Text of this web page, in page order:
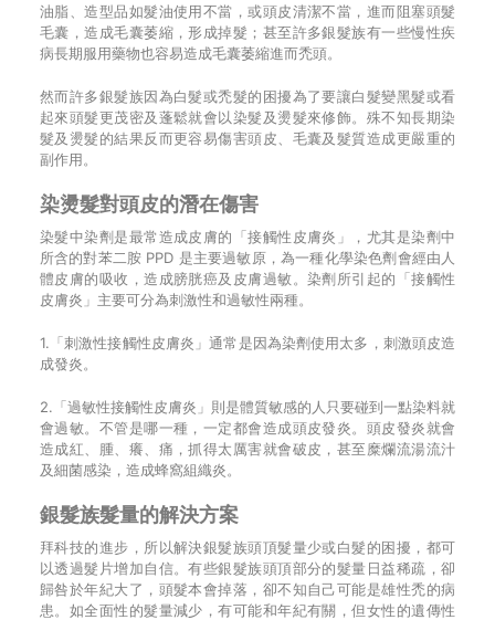
油脂、造型品如髮油使用不當，或頭皮清潔不當，進而阻塞頭髮
毛囊，造成毛囊萎縮，形成掉髮；甚至許多銀髮族有一些慢性疾
病長期服用藥物也容易造成毛囊萎縮進而禿頭。
然而許多銀髮族因為白髮或禿髮的困擾為了要讓白髮變黑髮或看
起來頭髮更茂密及蓬鬆就會以染髮及燙髮來修飾。殊不知長期染
髮及燙髮的結果反而更容易傷害頭皮、毛囊及髮質造成更嚴重的
副作用。
染燙髮對頭皮的潛在傷害
染髮中染劑是最常造成皮膚的「接觸性皮膚炎」，尤其是染劑中
所含的對苯二胺 PPD 是主要過敏原，為一種化學染色劑會經由人
體皮膚的吸收，造成膀胱癌及皮膚過敏。染劑所引起的「接觸性
皮膚炎」主要可分為刺激性和過敏性兩種。
1.「刺激性接觸性皮膚炎」通常是因為染劑使用太多，刺激頭皮造
成發炎。
2.「過敏性接觸性皮膚炎」則是體質敏感的人只要碰到一點染料就
會過敏。不管是哪一種，一定都會造成頭皮發炎。頭皮發炎就會
造成紅、腫、癢、痛，抓得太厲害就會破皮，甚至糜爛流湯流汁
及細菌感染，造成蜂窩組織炎。
銀髮族髮量的解決方案
拜科技的進步，所以解決銀髮族頭頂髮量少或白髮的困擾，都可
以透過髮片增加自信。有些銀髮族頭頂部分的髮量日益稀疏，卻
歸咎於年紀大了，頭髮本會掉落，卻不知自己可能是雄性禿的病
患。如全面性的髮量減少，有可能和年紀有關，但女性的遺傳性